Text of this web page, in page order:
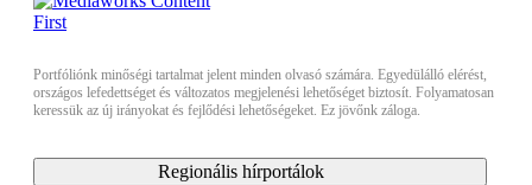
Portfóliónk minőségi tartalmat jelent minden olvasó számára. Egyedülálló elérést,
országos lefedettséget és változatos megjelenési lehetőséget biztosít. Folyamatosan
keressük az új irányokat és fejlődési lehetőségeket. Ez jövőnk záloga.
Regionális hírportálok